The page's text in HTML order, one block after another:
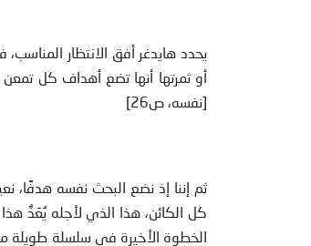
يحدد هايدغر أفق الانتظار
أو ثمرتها أنها تضع أهداف كل
[نفسه، ص26]
ثم إننا إذ نضع البحث نفسه هدفًا،
كل الكائن، هذا الذي لأجله يُعَدُّ
الخطوة الأخيرة في سلسلة